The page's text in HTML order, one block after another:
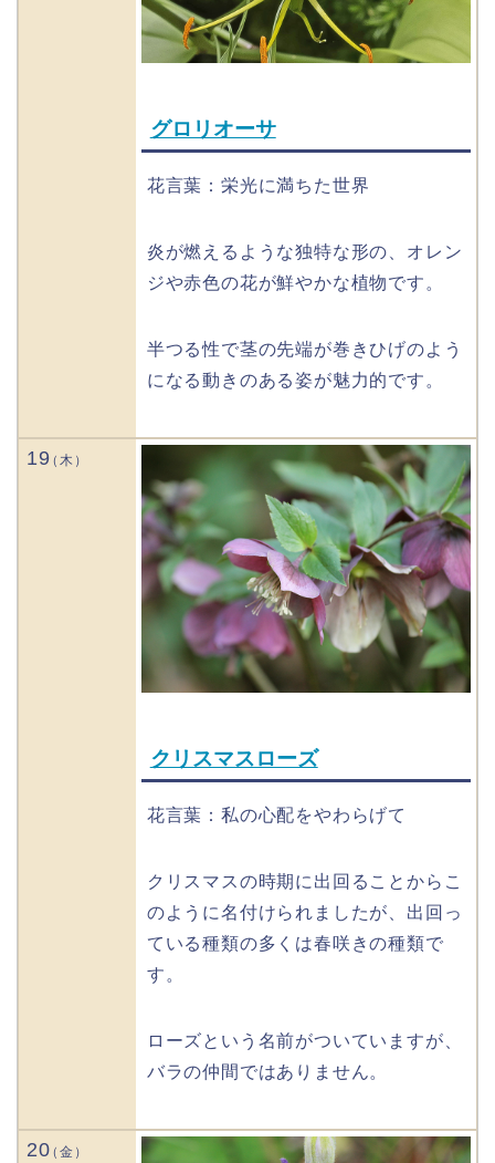
グロリオーサ
花言葉：栄光に満ちた世界
炎が燃えるような独特な形の、オレン
ジや赤色の花が鮮やかな植物です。
半つる性で茎の先端が巻きひげのよう
になる動きのある姿が魅力的です。
19
クリスマスローズ
花言葉：私の心配をやわらげて
クリスマスの時期に出回ることからこ
のように名付けられましたが、出回っ
ている種類の多くは春咲きの種類で
す。
ローズという名前がついていますが、
バラの仲間ではありません。
20